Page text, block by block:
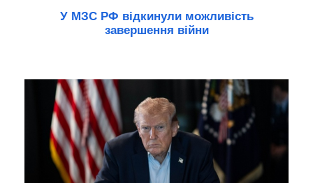
У МЗС РФ відкинули можливість
завершення війни